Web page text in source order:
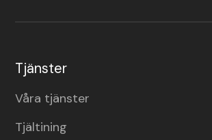
Tjänster
Våra tjänster
Tjältining